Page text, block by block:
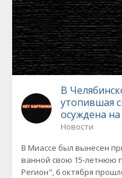
В
утопившая
осуждена на
Новости
В Миассе был вынесен
ванной свою 15-летнюю
Регион", 6 октября